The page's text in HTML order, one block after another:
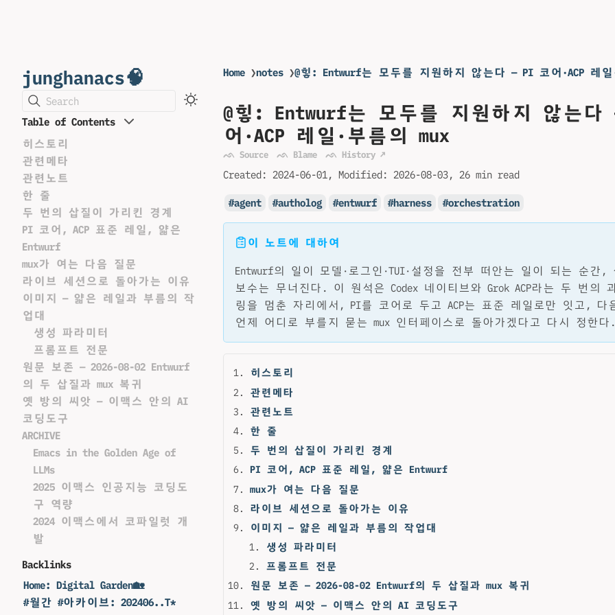
junghanacs🧠
Search
Table of Contents
히스토리
관련메타
관련노트
한 줄
두 번의 삽질이 가리킨 경계
PI 코어, ACP 표준 레일, 얇은
Entwurf
mux가 여는 다음 질문
라이브 세션으로 돌아가는 이유
이미지 — 얇은 레일과 부름의 작
업대
생성 파라미터
프롬프트 전문
원문 보존 — 2026-08-02 Entwurf
의 두 삽질과 mux 복귀
옛 방의 씨앗 — 이맥스 안의 AI
코딩도구
ARCHIVE
Emacs in the Golden Age of
LLMs
2025 이맥스 인공지능 코딩도
구 역량
2024 이맥스에서 코파일럿 개
발
Backlinks
Home: Digital Garden🏡
#월간 #아카이브: 202406..T*
Home ❯notes ❯@힣: Entwurf는 모두를 지원하지 않는다 — PI 코어·ACP 레일
@힣: Entwurf는 모두를 지원하지 않는
어·ACP 레일·부름의 mux
ᨒ Source ᨒ Blame ᨒ History ↗
Created: 2024-06-01 Modified: 2026-08-03 26 min read
agent autholog entwurf harness orchestration
이 노트에 대하여
Entwurf의 일이 모델·로그인·TUI·설정을 전부 떠안는 일이 되는 순간,
보수는 무너진다. 이 원석은 Codex 네이티브와 Grok ACP라는 두 번의
링을 멈춘 자리에서, PI를 코어로 두고 ACP는 표준 레일로만 잇고, 다
언제 어디로 부를지 묻는 mux 인터페이스로 돌아가겠다고 다시 정한다.
히스토리
관련메타
관련노트
한 줄
두 번의 삽질이 가리킨 경계
PI 코어, ACP 표준 레일, 얇은 Entwurf
mux가 여는 다음 질문
라이브 세션으로 돌아가는 이유
이미지 — 얇은 레일과 부름의 작업대
생성 파라미터
프롬프트 전문
원문 보존 — 2026-08-02 Entwurf의 두 삽질과 mux 복귀
옛 방의 씨앗 — 이맥스 안의 AI 코딩도구